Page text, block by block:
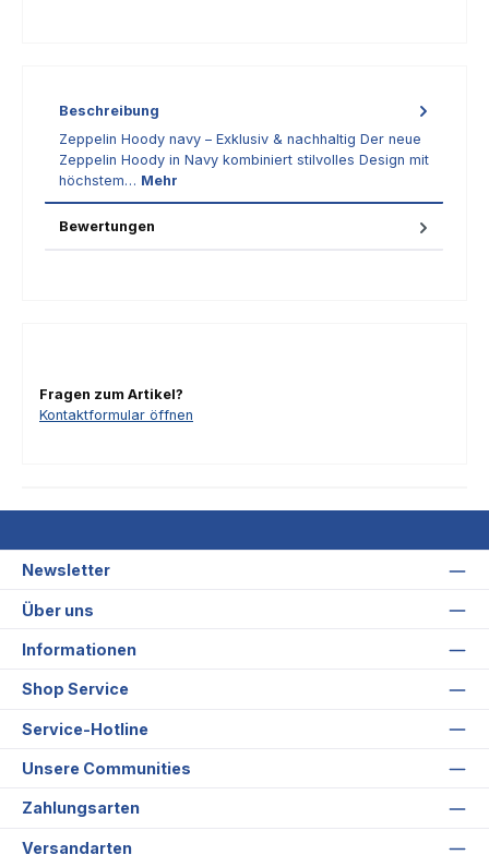
Beschreibung
Zeppelin Hoody navy – Exklusiv & nachhaltig Der neue
Zeppelin Hoody in Navy kombiniert stilvolles Design mit
höchstem… Mehr
Bewertungen
Fragen zum Artikel?
Kontaktformular öffnen
Newsletter
Über uns
Informationen
Shop Service
Service-Hotline
Unsere Communities
Zahlungsarten
Versandarten